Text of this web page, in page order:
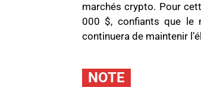
marchés crypto. Pour
000 $, confiants que le
continuera de maintenir
NOTE